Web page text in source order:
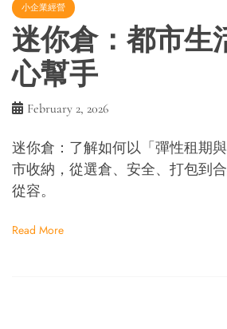
小企業經營
迷你倉：都市生
心幫手
February 2, 2026
迷你倉：了解如何以「彈性租期
市收納，從選倉、安全、打包到
從容。
Read More